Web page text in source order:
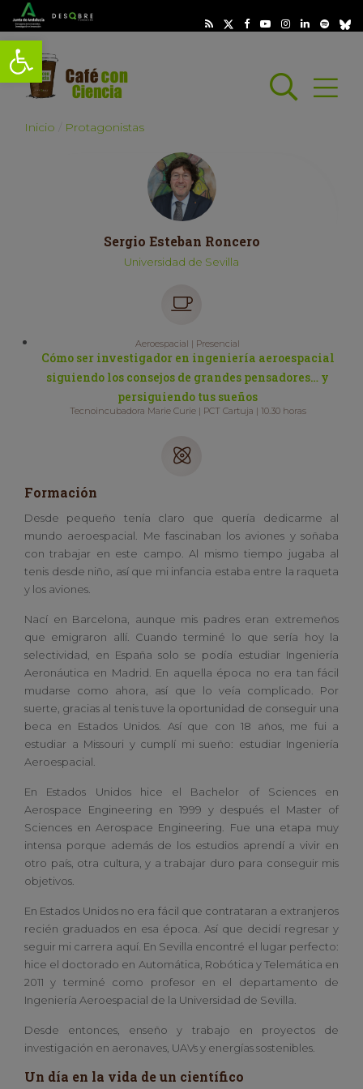
Abrir barra de herramientas
Abrir
Inicio Protagonistas
Sergio Esteban Roncero
Universidad de Sevilla
Aeroespacial | Presencial
Cómo ser investigador en ingeniería aeroespacial
siguiendo los consejos de grandes pensadores… y
persiguiendo tus sueños
Tecnoincubadora Marie Curie | PCT Cartuja | 10.30 horas
Formación
Desde pequeño tenía claro que quería dedicarme al
mundo aeroespacial. Me fascinaban los aviones y soñaba
con trabajar en este campo. Al mismo tiempo jugaba al
tenis desde niño, así que mi infancia estaba entre la raqueta
y los aviones.
Nací en Barcelona, aunque mis padres eran extremeños
que emigraron allí. Cuando terminé lo que sería hoy la
selectividad, en España solo se podía estudiar Ingeniería
Aeronáutica en Madrid. En aquella época no era tan fácil
mudarse como ahora, así que lo veía complicado. Por
suerte, gracias al tenis tuve la oportunidad de conseguir una
beca en Estados Unidos. Así que con 18 años, me fui a
estudiar a Missouri y cumplí mi sueño: estudiar Ingeniería
Aeroespacial.
En Estados Unidos hice el Bachelor of Sciences en
Aerospace Engineering en 1999 y después el Master of
Sciences en Aerospace Engineering. Fue una etapa muy
intensa porque además de los estudios aprendí a vivir en
otro país, otra cultura, y a trabajar duro para conseguir mis
objetivos.
En Estados Unidos no era fácil que contrataran a extranjeros
recién graduados en esa época. Así que decidí regresar y
seguir mi carrera aquí. En Sevilla encontré el lugar perfecto:
hice el doctorado en Automática, Robótica y Telemática en
2011 y terminé como profesor en el departamento de
Ingeniería Aeroespacial de la Universidad de Sevilla.
Desde entonces, enseño y trabajo en proyectos de
investigación en aeronaves, UAVs y energías sostenibles.
Un día en la vida de un científico